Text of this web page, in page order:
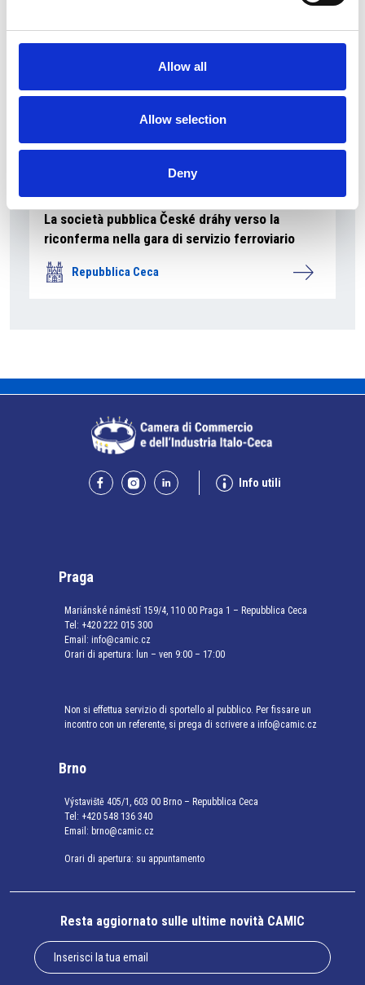
Allow all
Allow selection
Deny
La società pubblica České dráhy verso la
riconferma nella gara di servizio ferroviario
Repubblica Ceca
Info utili
Praga
Mariánské náměstí 159/4, 110 00 Praga 1 – Repubblica Ceca
Tel: +420 222 015 300
Email: info@camic.cz
Orari di apertura: lun – ven 9:00 – 17:00
Non si effettua servizio di sportello al pubblico. Per fissare un
incontro con un referente, si prega di scrivere a info@camic.cz
Brno
Výstaviště 405/1, 603 00 Brno – Repubblica Ceca
Tel: +420 548 136 340
Email: brno@camic.cz
Orari di apertura: su appuntamento
Resta aggiornato sulle ultime novità CAMIC